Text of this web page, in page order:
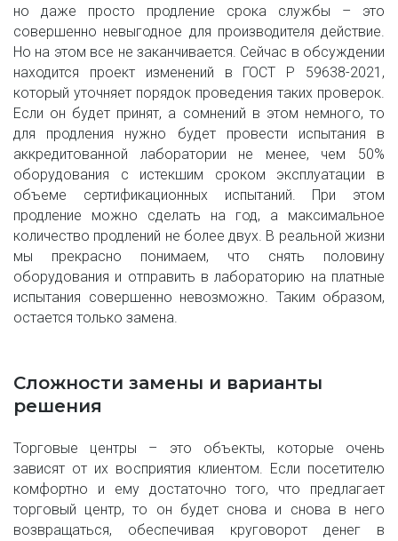
но даже просто продление срока службы – это
совершенно невыгодное для производителя действие.
Но на этом все не заканчивается. Сейчас в обсуждении
находится проект изменений в ГОСТ Р 59638-2021,
который уточняет порядок проведения таких проверок.
Если он будет принят, а сомнений в этом немного, то
для продления нужно будет провести испытания в
аккредитованной лаборатории не менее, чем 50%
оборудования с истекшим сроком эксплуатации в
объеме сертификационных испытаний. При этом
продление можно сделать на год, а максимальное
количество продлений не более двух. В реальной жизни
мы прекрасно понимаем, что снять половину
оборудования и отправить в лабораторию на платные
испытания совершенно невозможно. Таким образом,
остается только замена.
Сложности замены и варианты
решения
Торговые центры – это объекты, которые очень
зависят от их восприятия клиентом. Если посетителю
комфортно и ему достаточно того, что предлагает
торговый центр, то он будет снова и снова в него
возвращаться, обеспечивая круговорот денег в